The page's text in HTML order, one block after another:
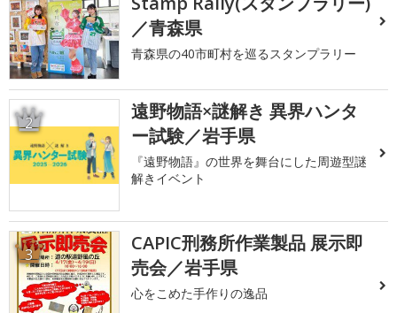
／青森県
青森県の40市町村を巡るスタンプラリー
2
遠野物語×謎解き 異界ハンタ
ー試験／岩手県
『遠野物語』の世界を舞台にした周遊型謎
解きイベント
3
CAPIC刑務所作業製品 展示即
売会／岩手県
心をこめた手作りの逸品